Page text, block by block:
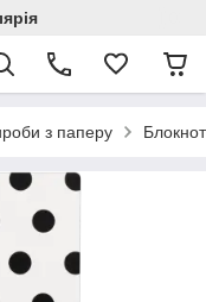
з паперу